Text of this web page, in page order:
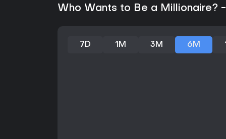
Who Wants to Be a Millionaire?
7D 1M 3M 6M